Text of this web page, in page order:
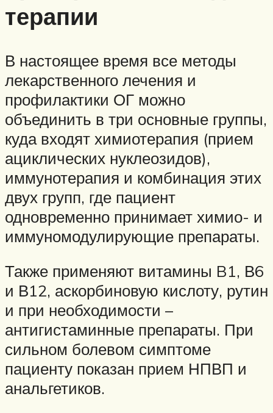
терапии
В настоящее время все методы
лекарственного лечения и
профилактики ОГ можно
объединить в три основные группы,
куда входят химиотерапия (прием
ациклических нуклеозидов),
иммунотерапия и комбинация этих
двух групп, где пациент
одновременно принимает химио- и
иммуномодулирующие препараты.
Также применяют витамины B1, В6
и В12, аскорбиновую кислоту, рутин
и при необходимости –
антигистаминные препараты. При
сильном болевом симптоме
пациенту показан прием НПВП и
анальгетиков.